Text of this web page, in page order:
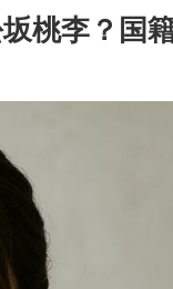
桃李？国